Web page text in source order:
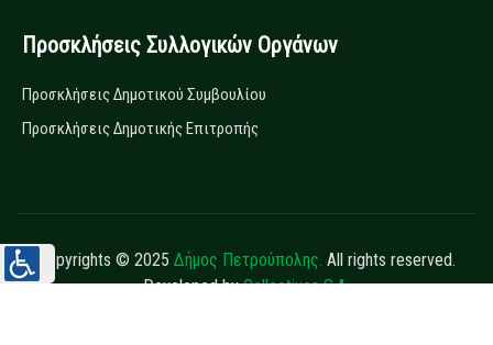
Προσκλήσεις Συλλογικών Οργάνων
Προσκλήσεις Δημοτικού Συμβουλίου
Προσκλήσεις Δημοτικής Επιτροπής
Copyrights © 2025 Δήμος Πετρούπολης. All rights reserved.
Developed byCollectives S.A.